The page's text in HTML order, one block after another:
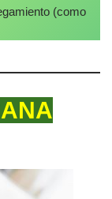
(como